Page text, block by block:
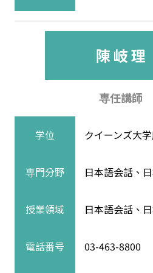
陳 岐 理
専任講師
学位 クイーンズ大
専門分野 日本語会話、
授業領域 日本語会話、
電話番号 03-463-8800